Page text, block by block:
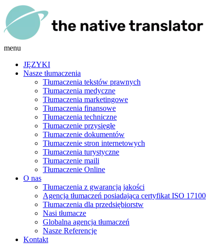
menu
JĘZYKI
Nasze tłumaczenia
Tłumaczenia tekstów prawnych
Tłumaczenia medyczne
Tłumaczenia marketingowe
Tłumaczenia finansowe
Tłumaczenia techniczne
Tłumaczenie przysięgłe
Tłumaczenie dokumentów
Tłumaczenie stron internetowych
Tłumaczenia turystyczne
Tłumaczenie maili
Tłumaczenie Online
O nas
Tłumaczenia z gwarancją jakości
Agencja tłumaczeń posiadająca certyfikat ISO 17100
Tłumaczenia dla przedsiębiorstw
Nasi tłumacze
Globalna agencja tłumaczeń
Nasze Referencje
Kontakt